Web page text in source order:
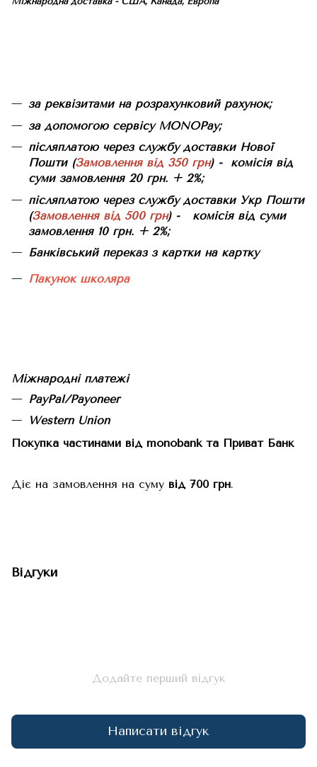
за реквізитами на розрахунковий рахунок;
за допомогою сервісу MONOPay;
післяплатою через службу доставки Нової
Пошти (Замовлення від 350 грн) - комісія від
суми замовлення 20 грн. + 2%;
післяплатою через службу доставки Укр Пошти
(Замовлення від 500 грн) - комісія від суми
замовлення 10 грн. + 2%;
Банківський переказ з картки на картку
Пакунок школяра
Міжнародні платежі
PayPal/Payoneer
Western Union
Покупка частинами від monobank та Приват Банк
Діє на замовлення на суму від 700 грн.
Відгуки
Додайте перший відгук
Написати відгук